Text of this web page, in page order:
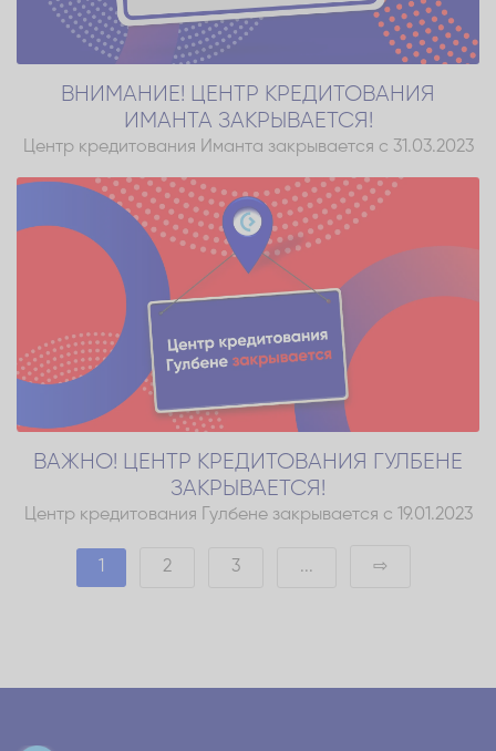
ВНИМАНИЕ! ЦЕНТР КРЕДИТОВАНИЯ
ИМАНТА ЗАКРЫВАЕТСЯ!
Центр кредитования Иманта закрывается с 31.03.2023
ВАЖНО! ЦЕНТР КРЕДИТОВАНИЯ ГУЛБЕНЕ
ЗАКРЫВАЕТСЯ!
Центр кредитования Гулбене закрывается с 19.01.2023
2 3 ... ⇨